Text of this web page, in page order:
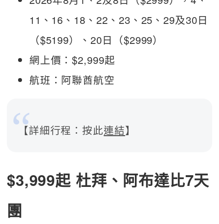
11、16、18、22、23、25、29及30日
（$5199）、20日（$2999）
網上價：$2,999起
航班：阿聯酋航空
【詳細行程：按此連結】
$3,999起 杜拜、阿布達比7天
團